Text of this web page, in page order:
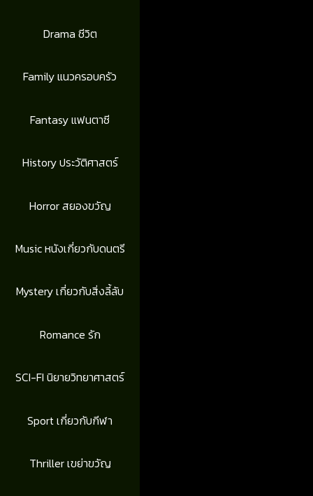
Drama ชีวิต
Family แนวครอบครัว
Fantasy แฟนตาซี
History ประวัติศาสตร์
Horror สยองขวัญ
Music หนังเกี่ยวกับดนตรี
Mystery เกี่ยวกับสิ่งลี้ลับ
Romance รัก
SCI-FI นิยายวิทยาศาสตร์
Sport เกี่ยวกับกีฬา
Thriller เขย่าขวัญ